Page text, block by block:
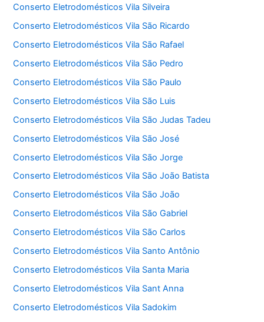
Conserto Eletrodomésticos Vila Silveira
Conserto Eletrodomésticos Vila São Ricardo
Conserto Eletrodomésticos Vila São Rafael
Conserto Eletrodomésticos Vila São Pedro
Conserto Eletrodomésticos Vila São Paulo
Conserto Eletrodomésticos Vila São Luis
Conserto Eletrodomésticos Vila São Judas Tadeu
Conserto Eletrodomésticos Vila São José
Conserto Eletrodomésticos Vila São Jorge
Conserto Eletrodomésticos Vila São João Batista
Conserto Eletrodomésticos Vila São João
Conserto Eletrodomésticos Vila São Gabriel
Conserto Eletrodomésticos Vila São Carlos
Conserto Eletrodomésticos Vila Santo Antônio
Conserto Eletrodomésticos Vila Santa Maria
Conserto Eletrodomésticos Vila Sant Anna
Conserto Eletrodomésticos Vila Sadokim